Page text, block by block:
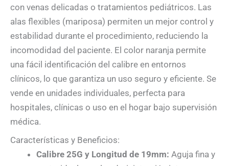
con venas delicadas o tratamientos pediátricos. Las
alas flexibles (mariposa) permiten un mejor control y
estabilidad durante el procedimiento, reduciendo la
incomodidad del paciente. El color naranja permite
una fácil identificación del calibre en entornos
clínicos, lo que garantiza un uso seguro y eficiente. Se
vende en unidades individuales, perfecta para
hospitales, clínicas o uso en el hogar bajo supervisión
médica.
Características y Beneficios:
Calibre 25G y Longitud de 19mm: Aguja fina y